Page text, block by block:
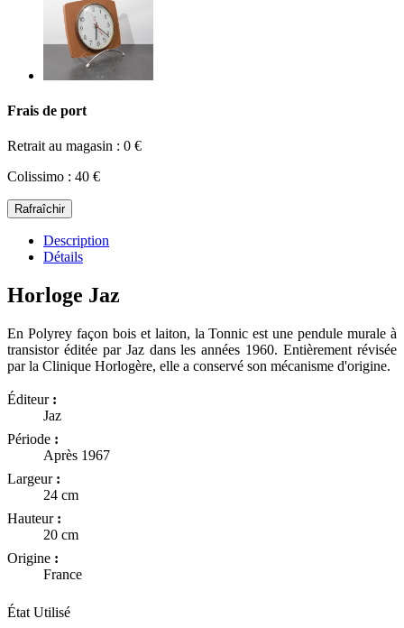
Frais de port
Retrait au magasin : 0 €
Colissimo : 40 €
Description
Détails
Horloge Jaz
En Polyrey façon bois et laiton, la Tonnic est une pendule murale à
transistor éditée par Jaz dans les années 1960. Entièrement révisée
par la Clinique Horlogère, elle a conservé son mécanisme d'origine.
Éditeur :
Jaz
Période :
Après 1967
Largeur :
24 cm
Hauteur :
20 cm
Origine :
France
État Utilisé